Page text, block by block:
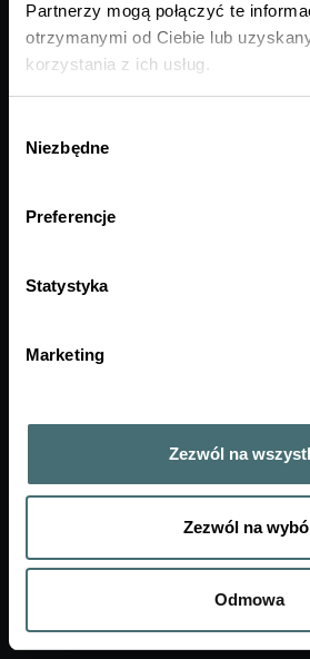
Partnerzy mogą połączyć te
otrzymanymi od Ciebie lub
korzystania z ich usług.
zgody
Niezbędne
Preferencje
Statystyka
Marketing
Zezwól na
Zezwól na
Odmowa
Ważne do:
Szanowni Państwo,
działa wadliwie. Rozwiązywanie
może skutkować błędem
Aby zagwarantować stabilność i
internetowej (logując się na